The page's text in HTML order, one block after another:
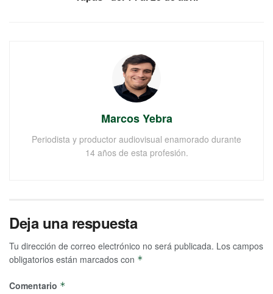
Marcos Yebra
Periodista y productor audiovisual enamorado durante
14 años de esta profesión.
Deja una respuesta
Tu dirección de correo electrónico no será publicada. Los campos
obligatorios están marcados con *
Comentario *